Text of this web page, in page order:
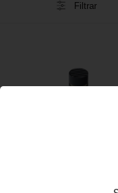
Filtrar